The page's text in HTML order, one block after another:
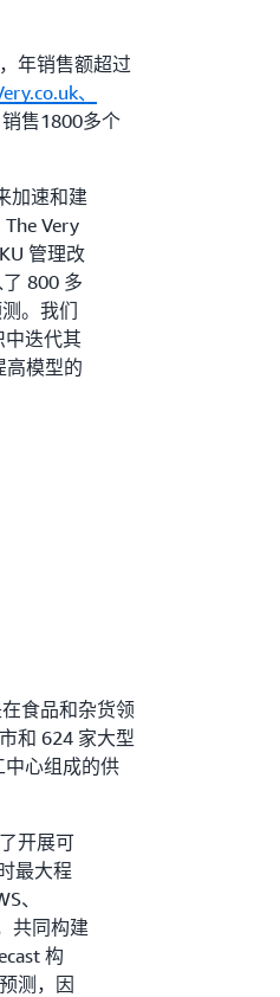
年销售额超过
、
售1800多个
加速和建
Very
管理改
800 多
。我们
中迭代其
高模型的
食品和杂货领
和 624 家大型
心组成的供
开展可
最大程
、
共同构建
构
测，因